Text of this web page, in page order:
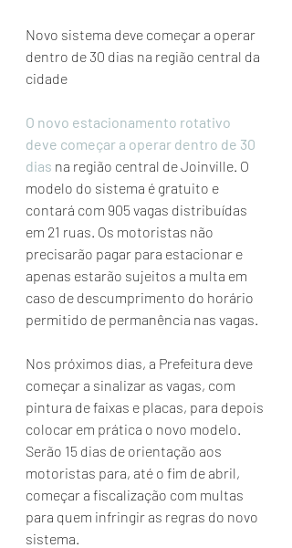
Novo sistema deve começar a operar
dentro de 30 dias na região central da
cidade
O novo estacionamento rotativo
deve começar a operar dentro de 30
dias na região central de Joinville. O
modelo do sistema é gratuito e
contará com 905 vagas distribuídas
em 21 ruas. Os motoristas não
precisarão pagar para estacionar e
apenas estarão sujeitos a multa em
caso de descumprimento do horário
permitido de permanência nas vagas.
Nos próximos dias, a Prefeitura deve
começar a sinalizar as vagas, com
pintura de faixas e placas, para depois
colocar em prática o novo modelo.
Serão 15 dias de orientação aos
motoristas para, até o fim de abril,
começar a fiscalização com multas
para quem infringir as regras do novo
sistema.